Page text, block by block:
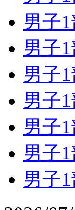
男子
男子
男子
男子
男子
男子
男子